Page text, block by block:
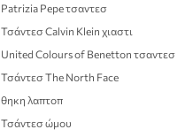
Patrizia Pepe τσαντεσ
Τσάντεσ Calvin Klein χιαστι
United Colours of Benetton τσαντεσ
Τσάντεσ The North Face
θηκη λαπτοπ
Τσάντεσ ώμου